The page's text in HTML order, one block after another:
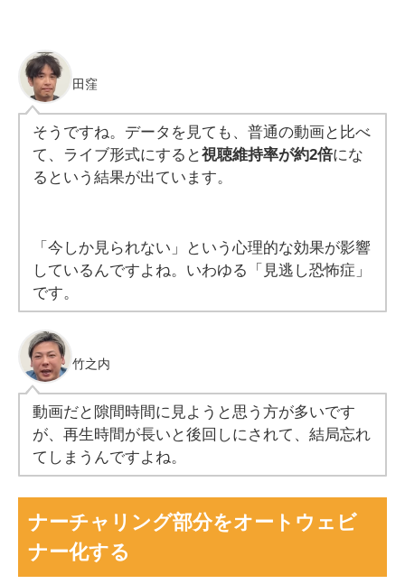
田窪
そうですね。データを見ても、普通の動画と比べ
て、ライブ形式にすると視聴維持率が約2倍にな
る という結果が出ています。
「今しか見られない」という心理的な効果が影響
しているんですよね。いわゆる「見逃し恐怖症」
です。
竹之内
動画だと隙間時間に見ようと思う方が多いです
が、再生時間が長いと後回しにされて、結局忘れ
てしまうんですよね。
ナーチャリング部分をオートウェビ
ナー化する